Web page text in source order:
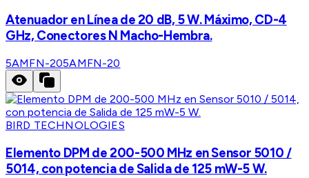
Atenuador en Línea de 20 dB, 5 W. Máximo, CD-4
GHz, Conectores N Macho-Hembra.
5AMFN-205AMFN-20
BIRD TECHNOLOGIES
Elemento DPM de 200-500 MHz en Sensor 5010 /
5014, con potencia de Salida de 125 mW-5 W.